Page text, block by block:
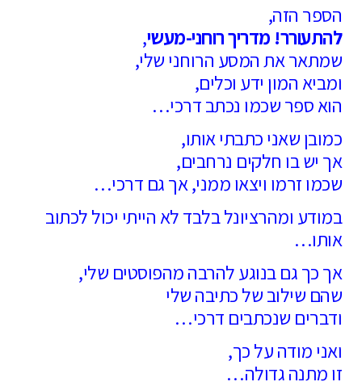
הספר הזה,
להתעורר! מדריך רוחני-מעשי,
שמתאר את המסע הרוחני שלי,
ומביא המון ידע וכלים,
הוא ספר שכמו נכתב דרכי…
כמובן שאני כתבתי אותו,
אך יש בו חלקים נרחבים,
שכמו זרמו ויצאו ממני, אך גם דרכי…
במודע ומהרציונל בלבד לא הייתי יכול לכתוב
אותו…
אך כך גם בנוגע להרבה מהפוסטים שלי,
שהם שילוב של כתיבה שלי
ודברים שנכתבים דרכי…
ואני מודה על כך,
זו מתנה גדולה…